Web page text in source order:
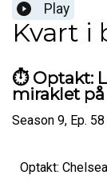
Play
Kvart i
⏱️ Optakt:
miraklet
Season 9, Ep. 58
Optakt: